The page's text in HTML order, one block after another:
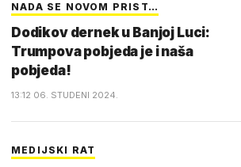
NADA SE NOVOM PRIST…
Dodikov dernek u Banjoj Luci:
Trumpova pobjeda je i naša
pobjeda!
13:12 06. STUDENI 2024.
MEDIJSKI RAT